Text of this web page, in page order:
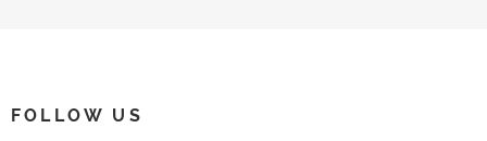
FOLLOW US